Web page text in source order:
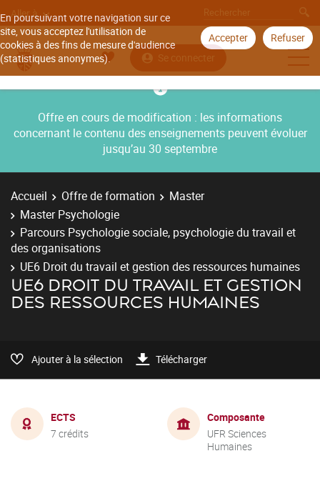
En poursuivant votre navigation sur ce
site, vous acceptez l'utilisation de
cookies à des fins de mesure d'audience
(statistiques anonymes).
Accepter Refuser
Aller à
Se connecter
Offre en cours de modification : les informations
concernant le contenu des enseignements peuvent évoluer
jusqu’au 30 septembre
Accueil Offre de formation
Master
Master Psychologie
Parcours Psychologie sociale, psychologie du travail et
des organisations
UE6 Droit du travail et gestion des ressources humaines
UE6 DROIT DU TRAVAIL ET GESTION
DES RESSOURCES HUMAINES
Ajouter à la sélection Télécharger
ECTS
7 crédits
Composante
UFR Sciences
Humaines